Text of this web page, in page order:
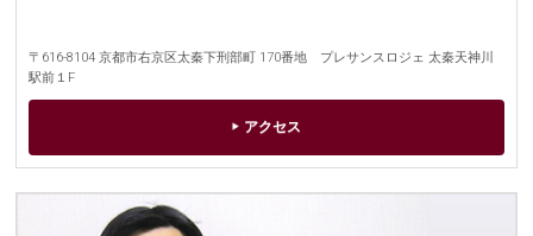
〒616-8104 京都市右京区太秦下刑部町 170番地 プレサンスロジェ 太秦天神川
駅前１F
アクセス